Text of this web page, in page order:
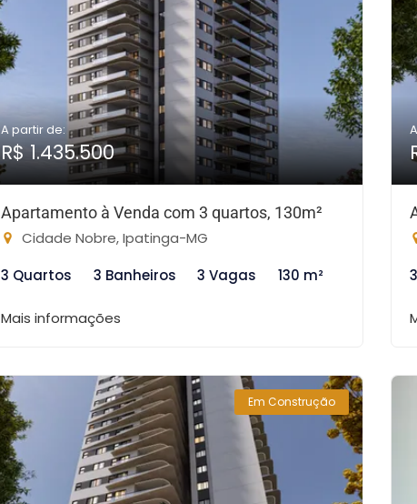
A partir de:
R$ 1.435.500
Apartamento à Venda com 3 quartos, 130m²
Cidade Nobre, Ipatinga-MG
3 Quartos
3 Banheiros 3 Vagas 130 m²
Mais informações
Em Construção